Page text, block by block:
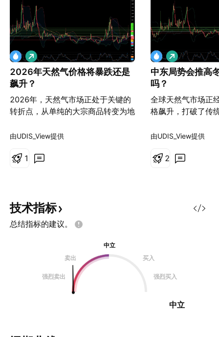
2026年天然气价格将暴跌还是
飙升？
2026年，天然气市场正处于关键的
转折点，从单纯的大宗商品转变为地
然气（LNG）产能的大幅激增被称
格局。美国实现了创纪录的日产
亿立方米的天然气。这种充裕的供应
压低了美国国内价格，在17年间为
美国消费者节省了1.6万亿美元，并
将汽油价格推至4年来的低点。 然
而，这种供应过剩造成了一个悖论。
虽然北美生产商保持着前所未有的产
量，但随着区域市场的相互关联，全
球波动性却在加剧。卡塔尔的生产中
做
多
由UDIS_View提供
1
中东局势会推高
吗？
全球天然气市场正
格飙升，打破了传
紧张的地缘政治局
国可能直接军事介
朗能源基础设施（
气（LNG）运输的
大天然气储量并位
制了其出口能力，
对任何中断都极为
做
多
由UDIS_View提供
2
技术指标
总结指标的建议。
中立
卖出
买入
强烈卖出 强烈买入
中立